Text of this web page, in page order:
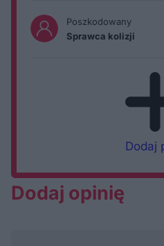
Poszkodowany
Sprawca kolizji
Dodaj
Dodaj opinię